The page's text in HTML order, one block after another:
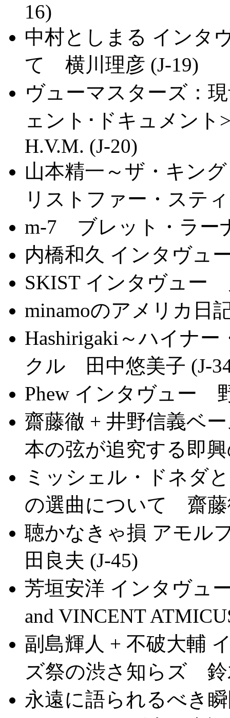
16)
中村としまる インタ
て 横川理彦 (J-19)
ヴューマスターズ：
ェント･ドキュメン
H.V.M. (J-20)
山本精一～ザ・キン
リストファー・ステ
m-7 ブレット・ラー
内橋和久 インタヴュ
SKIST インタヴュー
minamoのアメリカ日
Hashirigaki～ハイナ
クル 田中悠美子 (J-
Phew インタヴュー
齋藤徹 + 井野信義ベ
本の弦が追究する即
ミッシェル・ドネダ
の選曲について 齋藤
聴かなきゃ損 アモル
田良夫 (J-45)
芳垣安洋 インタヴュ
and VINCENT
副島輝人 + 不破大輔
ズ祭の渋さ知らズ 鈴
永遠に語られるべき